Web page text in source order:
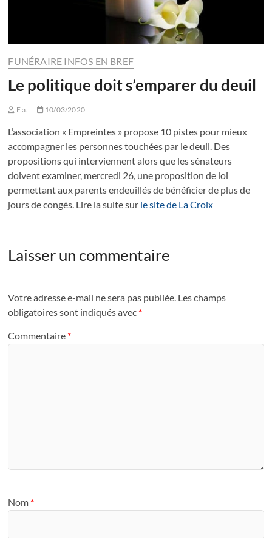
FUNÉRAIRE INFOS EN BREF
Le politique doit s’emparer du deuil
F.a. 10/03/2020
L’association « Empreintes » propose 10 pistes pour mieux
accompagner les personnes touchées par le deuil. Des
propositions qui interviennent alors que les sénateurs
doivent examiner, mercredi 26, une proposition de loi
permettant aux parents endeuillés de bénéficier de plus de
jours de congés. Lire la suite sur le site de La Croix
Laisser un commentaire
Votre adresse e-mail ne sera pas publiée. Les champs
obligatoires sont indiqués avec *
Commentaire *
Nom *